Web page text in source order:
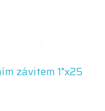
závitem 1"x25